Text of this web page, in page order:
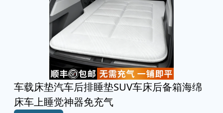
车载床垫汽车后排睡垫SUV车床后备箱海绵
床车上睡觉神器免充气